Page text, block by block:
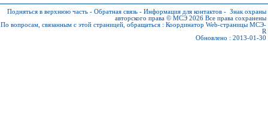
Подняться в верхнюю часть - Обратная связь - Информация для контактов - Знак охраны
авторского права © МСЭ 2026 Все права сохранены
По вопросам, связанным с этой страницей, обращаться : Координатор Web-страницы МСЭ-
R
Обновлено : 2013-01-30